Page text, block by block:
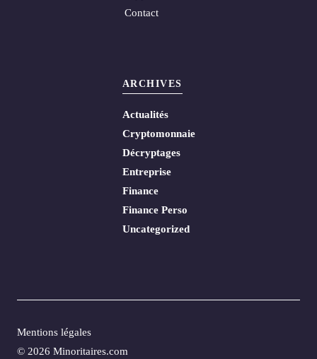
Contact
ARCHIVES
Actualités
Cryptomonnaie
Décryptages
Entreprise
Finance
Finance Perso
Uncategorized
© 2026 Minoritaires.com
Mentions légales